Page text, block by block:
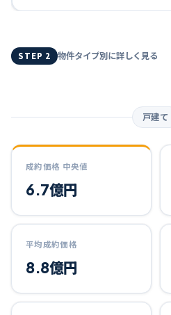
STEP 2 物件タイプ別に詳しく見る
戸建て
成約価格 中央値
6.7億円
平均成約価格
8.8億円